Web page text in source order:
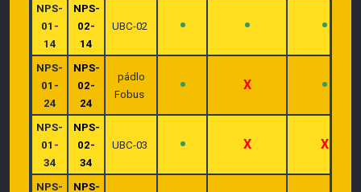
NPS-
01-
14
NPS-
02-
14
UBC-02 • • •
NPS-
01-
24
NPS-
02-
24
pádlo
Fobus
• X •
NPS-
01-
34
NPS-
02-
34
UBC-03 • X X
NPS-
NPS-